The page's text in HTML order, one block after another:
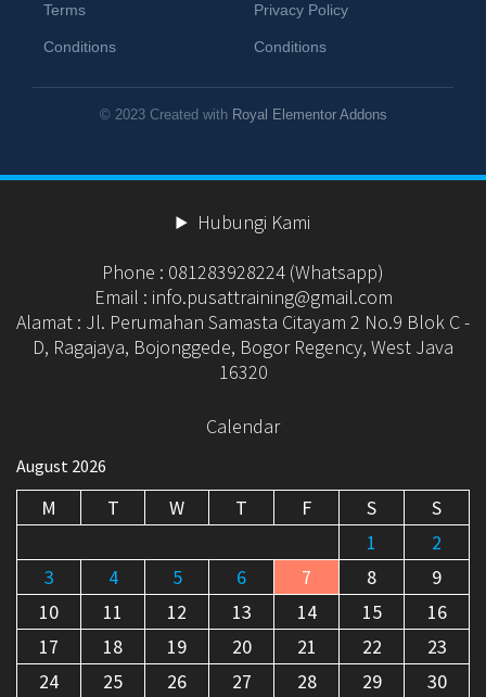
Terms
Conditions
Privacy Policy
Conditions
© 2023 Created with Royal Elementor Addons
Hubungi Kami
Phone : 081283928224 (Whatsapp)
Email : info.pusattraining@gmail.com
Alamat : Jl. Perumahan Samasta Citayam 2 No.9 Blok C -
D, Ragajaya, Bojonggede, Bogor Regency, West Java
16320
Calendar
August 2026
M T W T F S
S
1
2
3
4 5 6 7 8
9
10
11 12 13 14 15
16
17
18 19 20 21 22
23
24
25 26 27 28 29 30